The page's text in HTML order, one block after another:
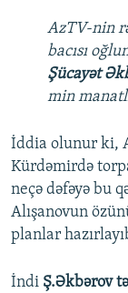
AzTV-nin
bacısı
Şücayət
min
İddia olunur ki,
Kürdəmirdə
neçə dəfəyə bu
Alışanovun
planlar
İndi Ş.Əkbərov